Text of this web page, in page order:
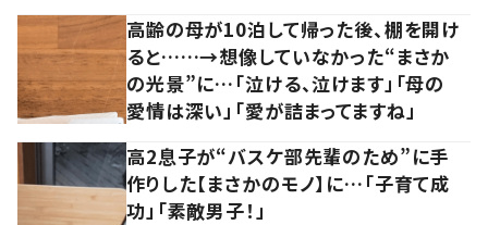
高齢の母が10泊して帰った後、棚を開け
ると……→想像していなかった“まさか
の光景”に…「泣ける、泣けます」「母の
愛情は深い」「愛が詰まってますね」
高2息子が“バスケ部先輩のため”に手
作りした【まさかのモノ】に…「子育て成
功」「素敵男子！」